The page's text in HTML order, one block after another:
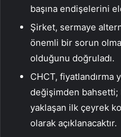
başına endişelerini
Şirket, sermaye
önemli bir sorun
olduğunu doğruladı.
CHCT, fiyatlandırma
değişimden
yaklaşan ilk çeyrek
olarak açıklanacaktır.